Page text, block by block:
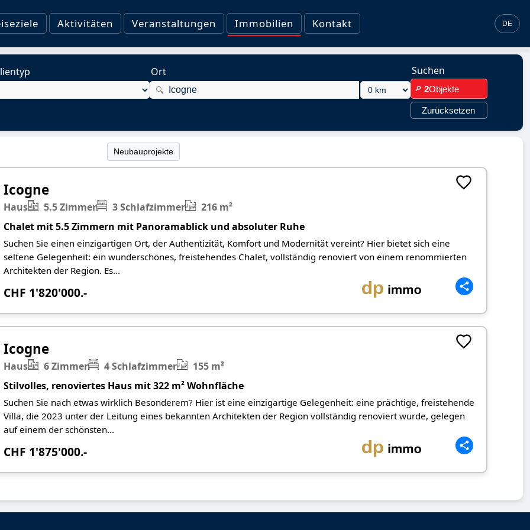
Aktivitäten Veranstaltungen Immobilien Kontakt DE
Ort
🔍
Suchen
🔎 2Objekte
Zurücksetzen
Neubauprojekte
Icogne
Haus 5.5 Zimmer 3 Schlafzimmer
216 m²
Chalet mit 5.5 Zimmern mit Panoramablick und absoluter Ruhe
Suchen Sie einen einzigartigen Ort, der Authentizität, Komfort und Modernität vereint? Hier bietet sich eine
seltene Gelegenheit: ein wunderschönes, freistehendes Chalet, vollständig renoviert von einem renommierten
Architekten der Region. Es...
CHF 1'820'000.-
Icogne
Haus 6 Zimmer 4 Schlafzimmer
155 m²
Stilvolles, renoviertes Haus mit 322 m² Wohnfläche
Suchen Sie nach etwas wirklich Besonderem? Hier ist eine einzigartige Gelegenheit: eine prächtige, freistehende
Villa, die 2023 unter der Leitung eines bekannten Architekten der Region vollständig renoviert wurde, gelegen
auf einem der schönsten...
CHF 1'875'000.-